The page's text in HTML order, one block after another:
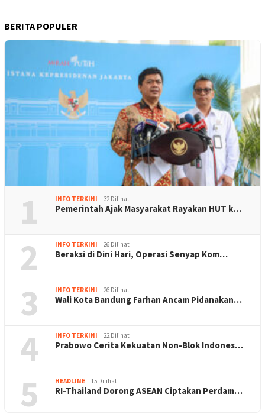
BERITA POPULER
1 INFO TERKINI 32 Dilihat
Pemerintah Ajak Masyarakat Rayakan HUT k…
2 INFO TERKINI 26 Dilihat
Beraksi di Dini Hari, Operasi Senyap Kom…
3 INFO TERKINI 26 Dilihat
Wali Kota Bandung Farhan Ancam Pidanakan…
4 INFO TERKINI 22 Dilihat
Prabowo Cerita Kekuatan Non-Blok Indones…
5 HEADLINE 15 Dilihat
RI-Thailand Dorong ASEAN Ciptakan Perdam…